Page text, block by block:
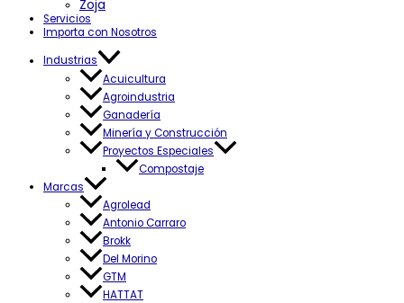
Zoja
Servicios
Importa con Nosotros
Industrias
Acuicultura
Agroindustria
Ganadería
Minería y Construcción
Proyectos Especiales
Compostaje
Marcas
Agrolead
Antonio Carraro
Brokk
Del Morino
GTM
HATTAT